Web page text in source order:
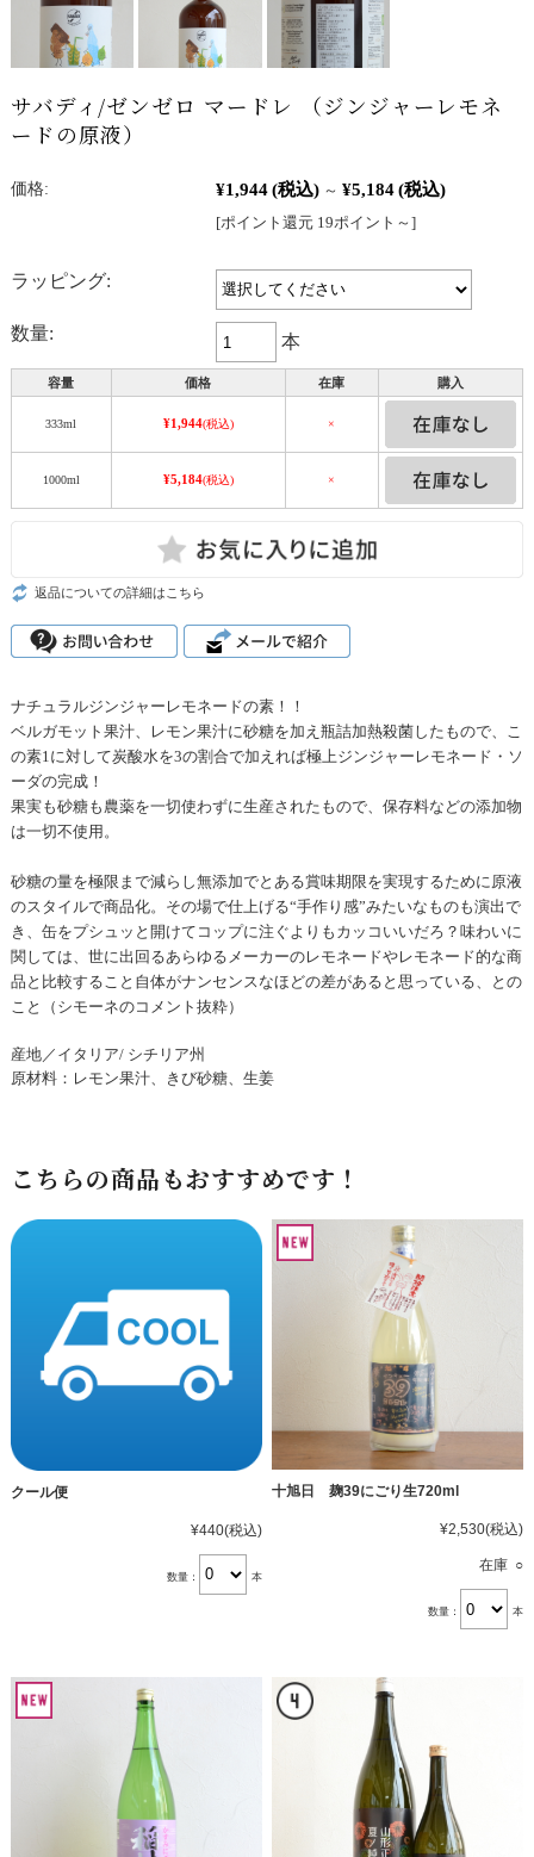
サバディ/ゼンゼロ マードレ （ジンジャーレモネ
ードの原液）
価格: ¥1,944(税込) ～ ¥5,184(税込)
[ポイント還元 19ポイント～]
ラッピング:
数量: 本
容量 価格 在庫 購入
333ml ¥1,944(税込) ×
1000ml ¥5,184(税込) ×
返品についての詳細はこちら
ナチュラルジンジャーレモネードの素！！
ベルガモット果汁、レモン果汁に砂糖を加え瓶詰加熱殺菌したもので、こ
の素1に対して炭酸水を3の割合で加えれば極上ジンジャーレモネード・ソ
ーダの完成！
果実も砂糖も農薬を一切使わずに生産されたもので、保存料などの添加物
は一切不使用。
砂糖の量を極限まで減らし無添加でとある賞味期限を実現するために原液
のスタイルで商品化。その場で仕上げる“手作り感”みたいなものも演出で
き、缶をプシュッと開けてコップに注ぐよりもカッコいいだろ？味わいに
関しては、世に出回るあらゆるメーカーのレモネードやレモネード的な商
品と比較すること自体がナンセンスなほどの差があると思っている、との
こと（シモーネのコメント抜粋）
産地／イタリア/ シチリア州
原材料：レモン果汁、きび砂糖、生姜
こちらの商品もおすすめです！
クール便
¥440(税込)
数量： 本
十旭日 麹39にごり生720ml
¥2,530(税込)
在庫 ○
数量： 本